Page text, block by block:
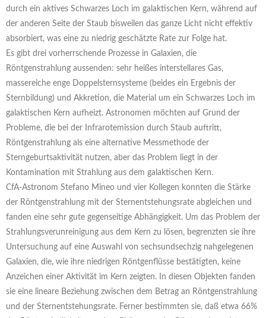
durch ein aktives Schwarzes Loch im galaktischen Kern, während auf
der anderen Seite der Staub bisweilen das ganze Licht nicht effektiv
absorbiert, was eine zu niedrig geschätzte Rate zur Folge hat.
Es gibt drei vorherrschende Prozesse in Galaxien, die
Röntgenstrahlung aussenden: sehr heißes interstellares Gas,
massereiche enge Doppelsternsysteme (beides ein Ergebnis der
Sternbildung) und Akkretion, die Material um ein Schwarzes Loch im
galaktischen Kern aufheizt. Astronomen möchten auf Grund der
Probleme, die bei der Infrarotemission durch Staub auftritt,
Röntgenstrahlung als eine alternative Messmethode der
Sterngeburtsaktivität nutzen, aber das Problem liegt in der
Kontamination mit Strahlung aus dem galaktischen Kern.
CfA-Astronom Stefano Mineo und vier Kollegen konnten die Stärke
der Röntgenstrahlung mit der Sternentstehungsrate abgleichen und
fanden eine sehr gute gegenseitige Abhängigkeit. Um das Problem der
Strahlungsverunreinigung aus dem Kern zu lösen, begrenzten sie ihre
Untersuchung auf eine Auswahl von sechsundsechzig nahgelegenen
Galaxien, die, wie ihre niedrigen Röntgenflüsse bestätigten, keine
Anzeichen einer Aktivität im Kern zeigten. In diesen Objekten fanden
sie eine lineare Beziehung zwischen dem Betrag an Röntgenstrahlung
und der Sternentstehungsrate. Ferner bestimmten sie, daß etwa 66%